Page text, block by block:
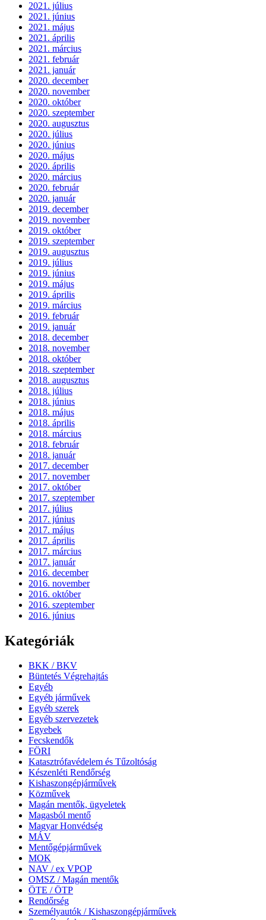
2021. július
2021. június
2021. május
2021. április
2021. március
2021. február
2021. január
2020. december
2020. november
2020. október
2020. szeptember
2020. augusztus
2020. július
2020. június
2020. május
2020. április
2020. március
2020. február
2020. január
2019. december
2019. november
2019. október
2019. szeptember
2019. augusztus
2019. július
2019. június
2019. május
2019. április
2019. március
2019. február
2019. január
2018. december
2018. november
2018. október
2018. szeptember
2018. augusztus
2018. július
2018. június
2018. május
2018. április
2018. március
2018. február
2018. január
2017. december
2017. november
2017. október
2017. szeptember
2017. július
2017. június
2017. május
2017. április
2017. március
2017. január
2016. december
2016. november
2016. október
2016. szeptember
2016. június
Kategóriák
BKK / BKV
Büntetés Végrehajtás
Egyéb
Egyéb járművek
Egyéb szerek
Egyéb szervezetek
Egyebek
Fecskendők
FÖRI
Katasztrófavédelem és Tűzoltóság
Készenléti Rendőrség
Kishaszongépjárművek
Közművek
Magán mentők, ügyeletek
Magasból mentő
Magyar Honvédség
MÁV
Mentőgépjárművek
MOK
NAV / ex VPOP
OMSZ / Magán mentők
ÖTE / ÖTP
Rendőrség
Személyautók / Kishaszongépjárművek